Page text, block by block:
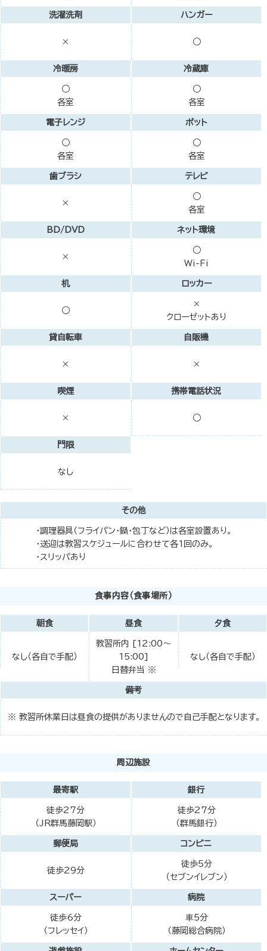
洗濯洗剤
×
ハンガー
○
冷暖房
○
各室
冷蔵庫
○
各室
電子レンジ
○
各室
ポット
○
各室
歯ブラシ
×
テレビ
○
各室
BD/DVD
×
ネット環境
○
Wi-Fi
机
○
ロッカー
×
クローゼットあり
貸自転車
×
自販機
×
喫煙
×
携帯電話状況
○
門限
なし
その他
・調理器具（フライパン・鍋・包丁など）は各室設置あり。
・送迎は教習スケジュールに合わせて各1回のみ。
・スリッパあり
食事内容（食事場所）
朝食
なし（各自で手配）
昼食
教習所内 [12:00～
15:00]
日替弁当 ※
夕食
なし（各自で手配）
備考
※ 教習所休業日は昼食の提供がありませんので自己手配となります。
周辺施設
最寄駅
徒歩27分
（JR群馬藤岡駅）
銀行
徒歩27分
（群馬銀行）
郵便局
徒歩29分
コンビニ
徒歩5分
（セブンイレブン）
スーパー
徒歩6分
（フレッセイ）
病院
⾞5分
（藤岡総合病院）